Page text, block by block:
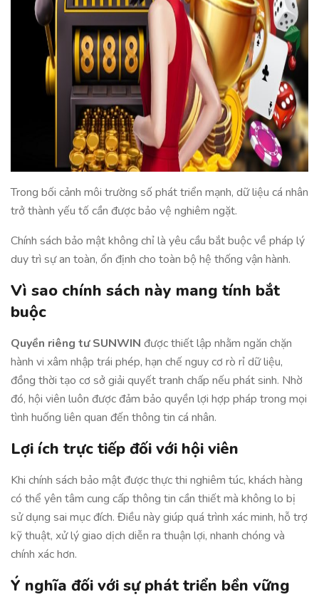
Trong bối cảnh môi trường số phát triển mạnh, dữ liệu cá nhân
trở thành yếu tố cần được bảo vệ nghiêm ngặt.
Chính sách bảo mật không chỉ là yêu cầu bắt buộc về pháp lý
duy trì sự an toàn, ổn định cho toàn bộ hệ thống vận hành.
Vì sao chính sách này mang tính bắt
buộc
Quyền riêng tư SUNWIN được thiết lập nhằm ngăn chặn
hành vi xâm nhập trái phép, hạn chế nguy cơ rò rỉ dữ liệu,
đồng thời tạo cơ sở giải quyết tranh chấp nếu phát sinh. Nhờ
đó, hội viên luôn được đảm bảo quyền lợi hợp pháp trong mọi
tình huống liên quan đến thông tin cá nhân.
Lợi ích trực tiếp đối với hội viên
Khi chính sách bảo mật được thực thi nghiêm túc, khách hàng
có thể yên tâm cung cấp thông tin cần thiết mà không lo bị
sử dụng sai mục đích. Điều này giúp quá trình xác minh, hỗ trợ
kỹ thuật, xử lý giao dịch diễn ra thuận lợi, nhanh chóng và
chính xác hơn.
Ý nghĩa đối với sự phát triển bền vững